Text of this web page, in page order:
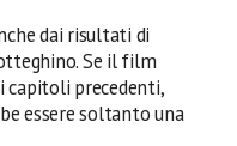
dai risultati di
Se il film
capitoli precedenti,
essere soltanto una